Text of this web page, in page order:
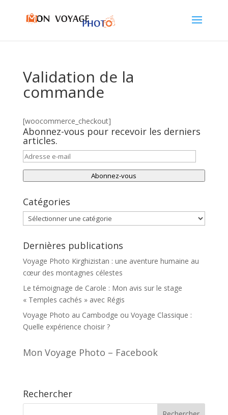
Validation de la
commande
[woocommerce_checkout]
Abonnez-vous pour recevoir les derniers
articles.
Adresse
e-
mail
Abonnez-vous
Catégories
Catégories
Dernières publications
Voyage Photo Kirghizistan : une aventure humaine au
cœur des montagnes célestes
Le témoignage de Carole : Mon avis sur le stage
« Temples cachés » avec Régis
Voyage Photo au Cambodge ou Voyage Classique :
Quelle expérience choisir ?
Mon Voyage Photo – Facebook
Rechercher